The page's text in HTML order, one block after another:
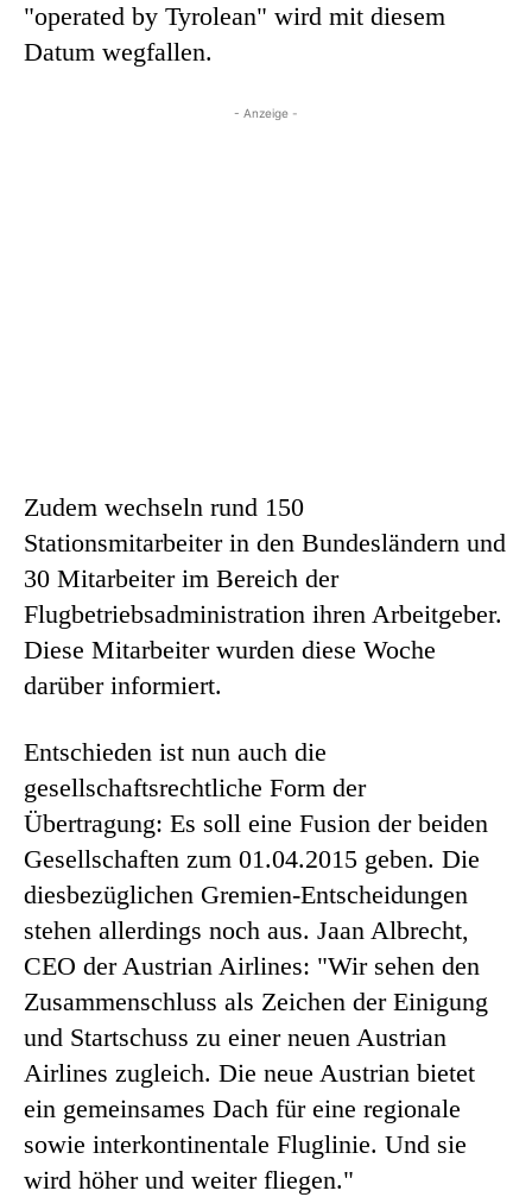
"operated by Tyrolean" wird mit diesem
Datum wegfallen.
- Anzeige -
Zudem wechseln rund 150
Stationsmitarbeiter in den Bundesländern und
30 Mitarbeiter im Bereich der
Flugbetriebsadministration ihren Arbeitgeber.
Diese Mitarbeiter wurden diese Woche
darüber informiert.
Entschieden ist nun auch die
gesellschaftsrechtliche Form der
Übertragung: Es soll eine Fusion der beiden
Gesellschaften zum 01.04.2015 geben. Die
diesbezüglichen Gremien-Entscheidungen
stehen allerdings noch aus. Jaan Albrecht,
CEO der Austrian Airlines: "Wir sehen den
Zusammenschluss als Zeichen der Einigung
und Startschuss zu einer neuen Austrian
Airlines zugleich. Die neue Austrian bietet
ein gemeinsames Dach für eine regionale
sowie interkontinentale Fluglinie. Und sie
wird höher und weiter fliegen."